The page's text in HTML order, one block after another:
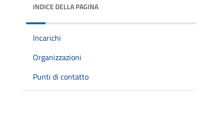
INDICE DELLA PAGINA
Incarichi
Organizzazioni
Punti di contatto